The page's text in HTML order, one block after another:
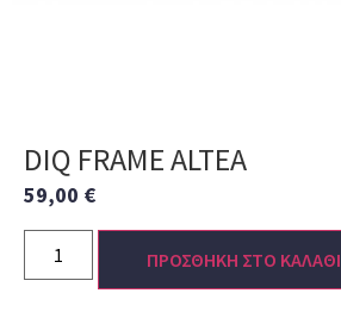
DIQ FRAME ALTEA
59,00 €
ΠΡΟΣΘΗΚΗ ΣΤΟ ΚΑΛΑΘΙ